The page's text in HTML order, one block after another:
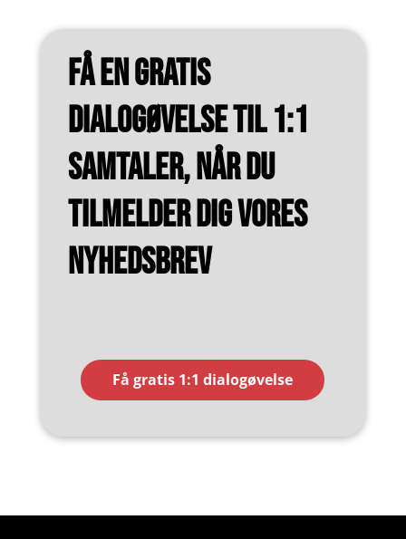
Få en gratis
dialogøvelse til 1:1
samtaler, når du
tilmelder dig vores
nyhedsbrev
Få gratis 1:1 dialogøvelse